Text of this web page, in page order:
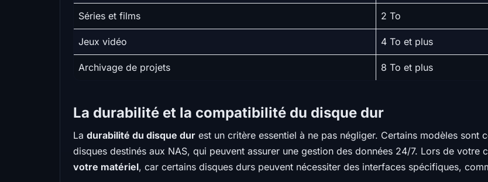
Séries et films 2 To
Jeux vidéo 4 To et plus
Archivage de projets 8 To et plus
La durabilité et la compatibilité du disque dur
La durabilité du disque dur est un critère essentiel à ne pas négliger. Certains modèles
disques destinés aux NAS, qui peuvent assurer une gestion des données 24/7. Lors de votre
votre matériel, car certains disques durs peuvent nécessiter des interfaces spécifiques,